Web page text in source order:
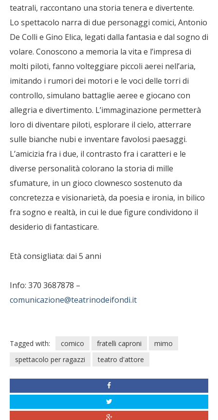
teatrali, raccontano una storia tenera e divertente.
Lo spettacolo narra di due personaggi comici, Antonio
De Colli e Gino Elica, legati dalla fantasia e dal sogno di
volare. Conoscono a memoria la vita e l’impresa di
molti piloti, fanno volteggiare piccoli aerei nell’aria,
imitando i rumori dei motori e le voci delle torri di
controllo, simulano battaglie aeree e giocano con
allegria e divertimento. L’immaginazione permetterà
loro di diventare piloti, esplorare il cielo, atterrare
sulle bianche nubi e inventare favolosi paesaggi.
L’amicizia fra i due, il contrasto fra i caratteri e le
diverse personalità colorano la storia di mille
sfumature, in un gioco clownesco sostenuto da
concretezza e visionarietà, da poesia e ironia, in bilico
fra sogno e realtà, in cui le due figure condividono il
desiderio di fantasticare.
Età consigliata: dai 5 anni
Info: 370 3687878 –
comunicazione@teatrinodeifondi.it
Tagged with: comico fratelli caproni
mimo
spettacolo per ragazzi
teatro d'attore